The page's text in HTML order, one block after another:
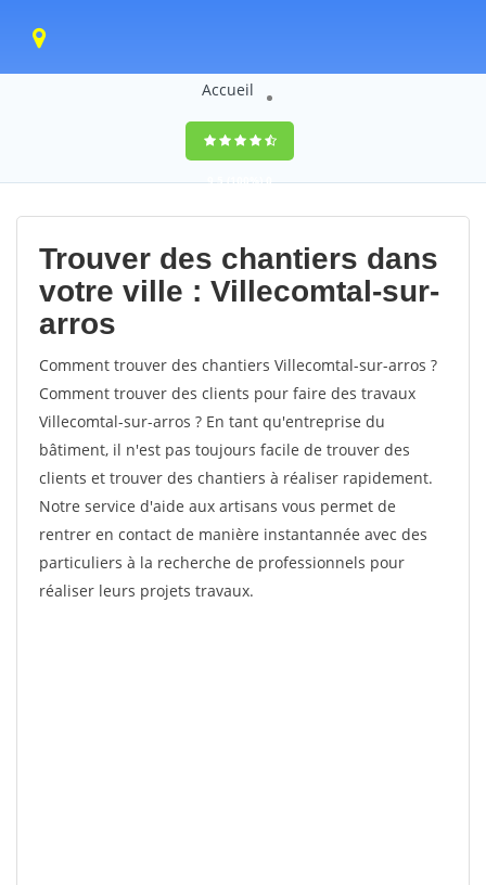
Accueil
9,5(100%)0
votes
Trouver des chantiers dans
votre ville : Villecomtal-sur-
arros
Comment trouver des chantiers Villecomtal-sur-arros ?
Comment trouver des clients pour faire des travaux
Villecomtal-sur-arros ? En tant qu'entreprise du
bâtiment, il n'est pas toujours facile de trouver des
clients et trouver des chantiers à réaliser rapidement.
Notre service d'aide aux artisans vous permet de
rentrer en contact de manière instantannée avec des
particuliers à la recherche de professionnels pour
réaliser leurs projets travaux.